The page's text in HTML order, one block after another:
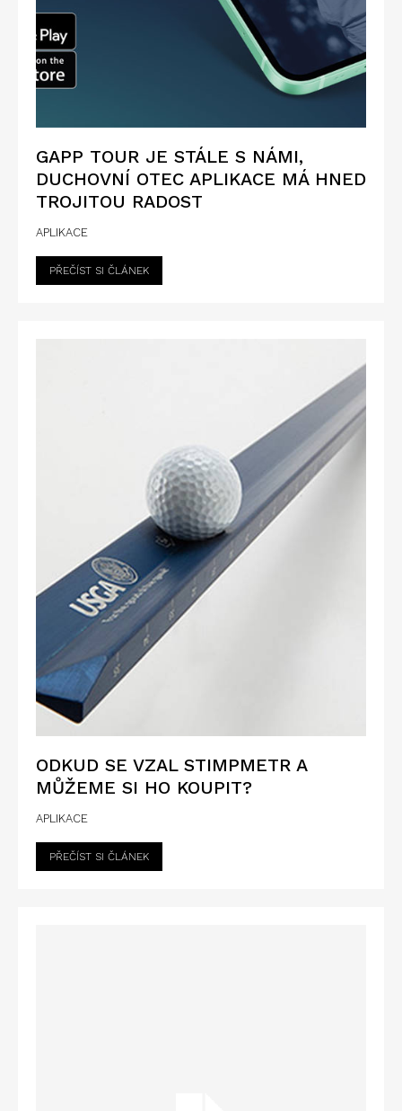
GAPP TOUR JE STÁLE S NÁMI,
DUCHOVNÍ OTEC APLIKACE MÁ HNED
TROJITOU RADOST
APLIKACE
PŘEČÍST SI ČLÁNEK
ODKUD SE VZAL STIMPMETR A
MŮŽEME SI HO KOUPIT?
APLIKACE
PŘEČÍST SI ČLÁNEK